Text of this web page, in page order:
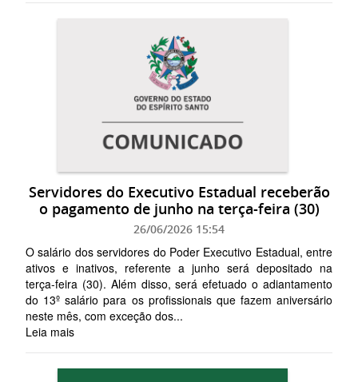
Servidores do Executivo Estadual receberão
o pagamento de junho na terça-feira (30)
26/06/2026 15:54
O salário dos servidores do Poder Executivo Estadual, entre
ativos e inativos, referente a junho será depositado na
terça-feira (30). Além disso, será efetuado o adiantamento
do 13º salário para os profissionais que fazem aniversário
neste mês, com exceção dos...
Leia mais